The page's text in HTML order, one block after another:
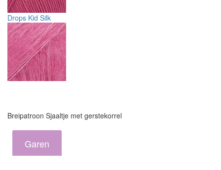
Drops Kid Silk
Breipatroon Sjaaltje met gerstekorrel
Garen